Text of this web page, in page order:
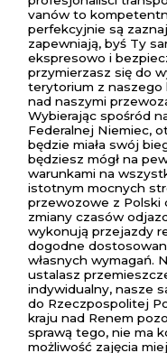
vanów to
perfekcyjnie są
zapewniają, byś Ty
ekspresowo i
przymierzasz się do
terytorium z naszego
nad naszymi
Wybierając spośród
Federalnej Niemiec,
będzie miała swój
będziesz mógł na
warunkami na
istotnym mocnych
przewozowe z Polski
zmiany czasów
wykonują przejazdy
dogodne
własnych wymagań.
ustalasz
indywidualny, nasze
do Rzeczpospolitej
kraju nad Renem
sprawą tego, nie ma
możliwość zajęcia